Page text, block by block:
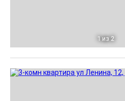
1 из 2